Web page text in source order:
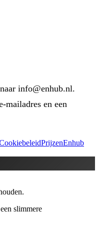
info@enhub.nl.
mailadres en een
PrijzenEnhub
slimmere